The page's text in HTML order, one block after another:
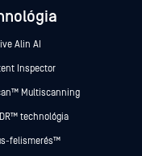
Alin AI
Inspector
Multiscanning
technológia
felismerés™